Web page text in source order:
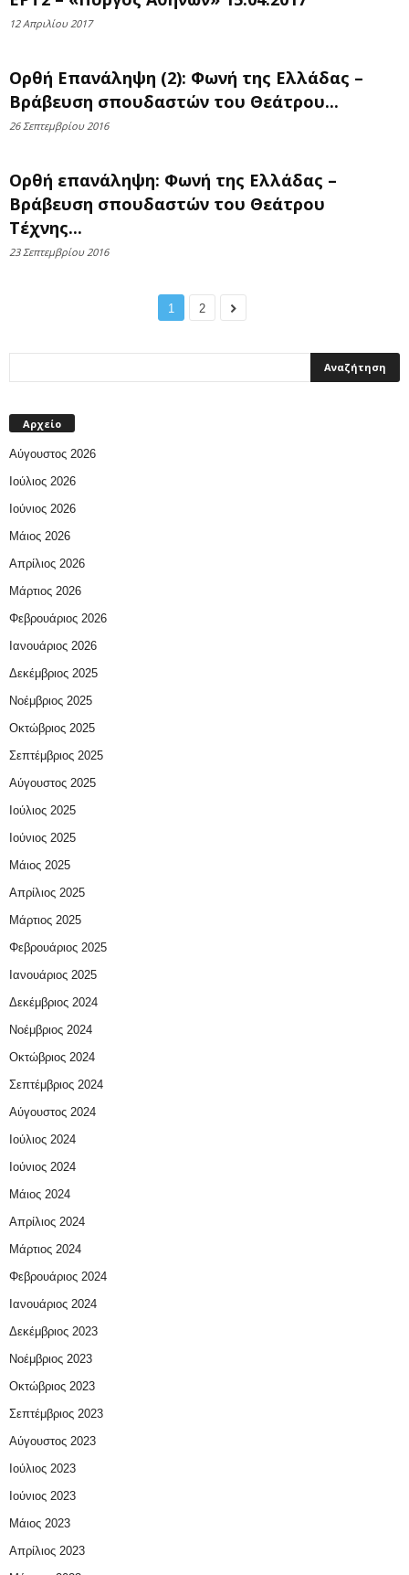
12 Απριλίου 2017
Ορθή Επανάληψη (2): Φωνή της Ελλάδας –
Βράβευση σπουδαστών του Θεάτρου...
26 Σεπτεμβρίου 2016
Ορθή επανάληψη: Φωνή της Ελλάδας –
Βράβευση σπουδαστών του Θεάτρου
Τέχνης...
23 Σεπτεμβρίου 2016
1 2
Αρχείο
Αύγουστος 2026
Ιούλιος 2026
Ιούνιος 2026
Μάιος 2026
Απρίλιος 2026
Μάρτιος 2026
Φεβρουάριος 2026
Ιανουάριος 2026
Δεκέμβριος 2025
Νοέμβριος 2025
Οκτώβριος 2025
Σεπτέμβριος 2025
Αύγουστος 2025
Ιούλιος 2025
Ιούνιος 2025
Μάιος 2025
Απρίλιος 2025
Μάρτιος 2025
Φεβρουάριος 2025
Ιανουάριος 2025
Δεκέμβριος 2024
Νοέμβριος 2024
Οκτώβριος 2024
Σεπτέμβριος 2024
Αύγουστος 2024
Ιούλιος 2024
Ιούνιος 2024
Μάιος 2024
Απρίλιος 2024
Μάρτιος 2024
Φεβρουάριος 2024
Ιανουάριος 2024
Δεκέμβριος 2023
Νοέμβριος 2023
Οκτώβριος 2023
Σεπτέμβριος 2023
Αύγουστος 2023
Ιούλιος 2023
Ιούνιος 2023
Μάιος 2023
Απρίλιος 2023